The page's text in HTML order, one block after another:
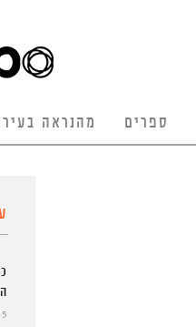
ספרים מהנראה
15